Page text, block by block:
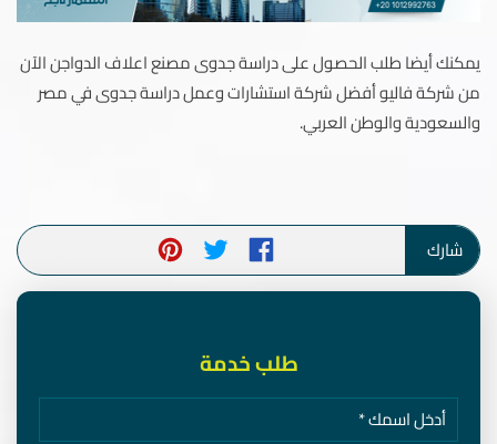
يمكنك أيضا طلب الحصول على دراسة جدوى مصنع اعلاف الدواجن الآن
من شركة فاليو أفضل شركة استشارات وعمل دراسة جدوى في مصر
والسعودية والوطن العربي.
شارك
طلب خدمة